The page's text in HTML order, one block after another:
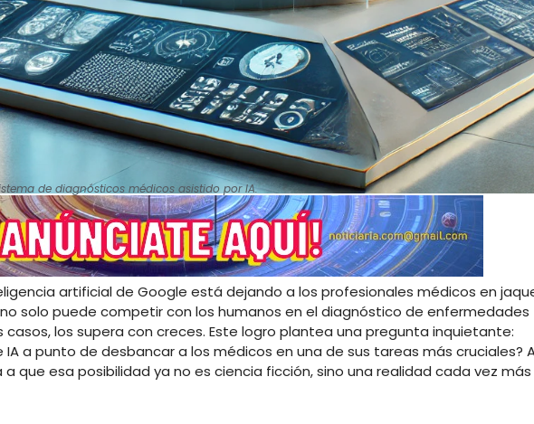
de diagnósticos médicos asistido por IA.
artificial de Google está dejando a los profesionales médicos en
solo puede competir con los humanos en el diagnóstico de enfermedades
casos, los supera con creces. Este logro plantea una pregunta inquietante:
a punto de desbancar a los médicos en una de sus tareas más cruciales?
que esa posibilidad ya no es ciencia ficción, sino una realidad cada vez más